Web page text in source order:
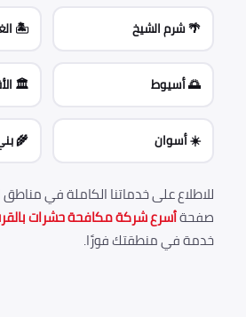
🌴 شرم الشيخ 🏝️
🌅 أسيوط 🏛️
☀️ أسوان 🌾
للاطلاع على خدماتنا الكاملة في مناطق
صفحةأسرع شركة مكافحة حشرات
خدمة في منطقتك فورًا.